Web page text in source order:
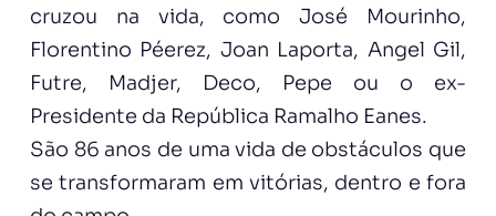
cruzou na vida, como José Mourinho,
Florentino Péerez, Joan Laporta, Angel Gil,
Futre, Madjer, Deco, Pepe ou o ex-
Presidente da República Ramalho Eanes.
São 86 anos de uma vida de obstáculos que
se transformaram em vitórias, dentro e fora